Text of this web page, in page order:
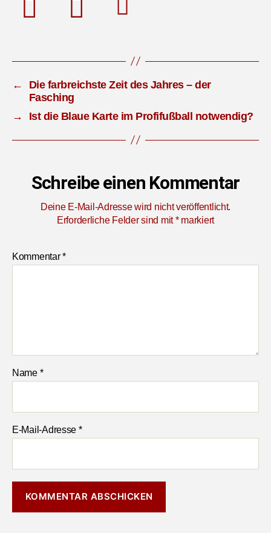
←
Die farbreichste Zeit des Jahres – der
Fasching
→
Ist die Blaue Karte im Profifußball notwendig?
Schreibe einen Kommentar
Deine E-Mail-Adresse wird nicht veröffentlicht.
Erforderliche Felder sind mit*markiert
Kommentar*
Name *
E-Mail-Adresse *